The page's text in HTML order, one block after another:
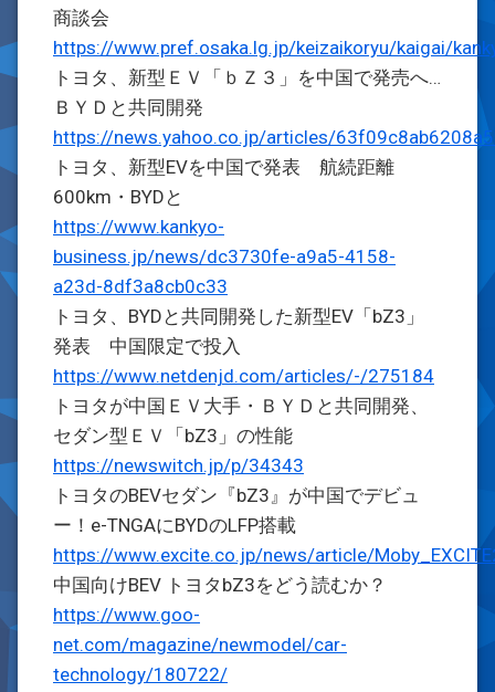
商談会
https://www.pref.osaka.lg.jp/keizaikoryu/kaigai/
トヨタ、新型ＥＶ「ｂＺ３」を中国で発売へ…
ＢＹＤと共同開発
https://news.yahoo.co.jp/articles/
トヨタ、新型EVを中国で発表 航続距離
600km・BYDと
https://www.kankyo-
business.jp/news/dc3730fe-a9a5-4158-
a23d-8df3a8cb0c33
トヨタ、BYDと共同開発した新型EV「bZ3」
発表 中国限定で投入
https://www.netdenjd.com/articles/-/275184
トヨタが中国ＥＶ大手・ＢＹＤと共同開発、
セダン型ＥＶ「bZ3」の性能
https://newswitch.jp/p/34343
トヨタのBEVセダン『bZ3』が中国でデビュ
ー！e-TNGAにBYDのLFP搭載
https://www.excite.co.jp/news/article/
中国向けBEV トヨタbZ3をどう読むか？
https://www.goo-
net.com/magazine/newmodel/car-
technology/180722/